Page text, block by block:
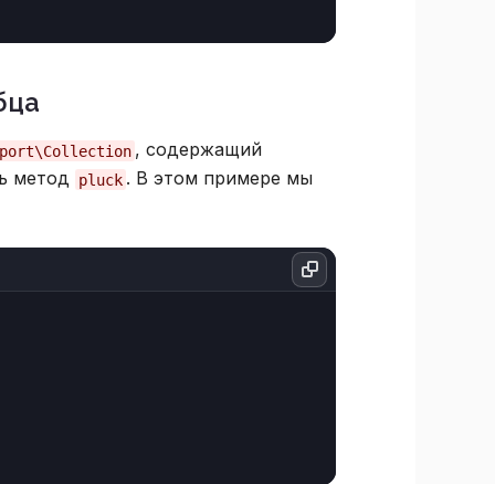
, содержащий
метод pluck . В этом примере мы